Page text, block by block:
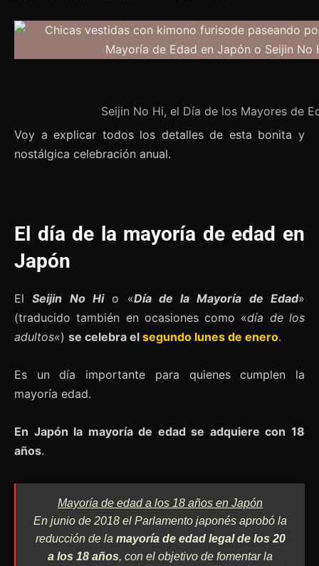
Seijin No Hi, el Día de los Mayores de
Voy a explicar todos los detalles de esta bonita y
nostálgica celebración anual.
El día de la mayoría de edad en
Japón
ElSeijin No Hio «Día de la Mayoría de Edad»
(traducido también en ocasiones como «día de los
adultos«) se celebra el segundo lunes de enero.
Es un día importante para quienes cumplen la
mayoría edad.
En Japón la mayoría de edad se adquiere con 18
años.
Mayoría de edad a los 18 años en Japón
En junio de 2018 el Parlamento japonés aprobó la
reducción de la mayoría de edad legal de los 20
a los 18 años, con el objetivo de fomentar la